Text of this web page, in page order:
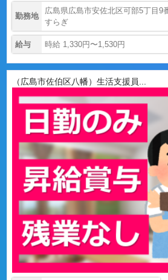
勤務地
広島県広島市安佐北区可部5丁目9
すらぎ
給与 時給 1,330円〜1,530円
（広島市佐伯区八幡）生活支援員...